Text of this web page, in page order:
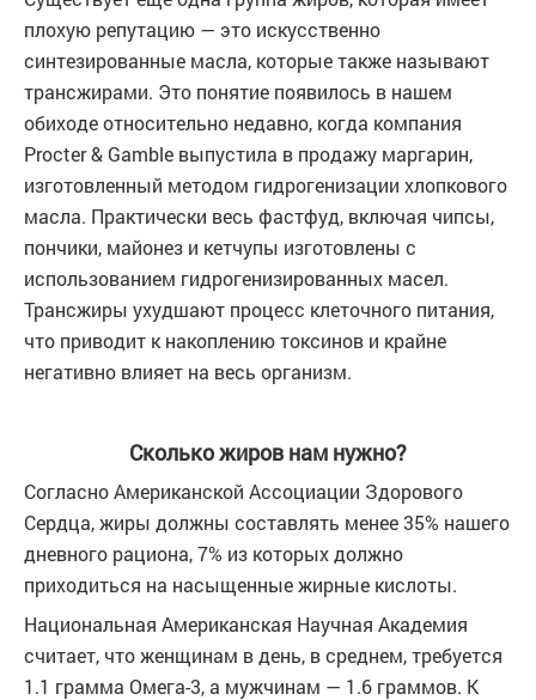
плохую репутацию — это искусственно
синтезированные масла, которые также называют
трансжирами. Это понятие появилось в нашем
обиходе относительно недавно, когда компания
Procter & Gamble выпустила в продажу маргарин,
изготовленный методом гидрогенизации хлопкового
масла. Практически весь фастфуд, включая чипсы,
пончики, майонез и кетчупы изготовлены с
использованием гидрогенизированных масел.
Трансжиры ухудшают процесс клеточного питания,
что приводит к накоплению токсинов и крайне
негативно влияет на весь организм.
Сколько жиров нам нужно?
Согласно Американской Ассоциации Здорового
Сердца, жиры должны составлять менее 35% нашего
дневного рациона, 7% из которых должно
приходиться на насыщенные жирные кислоты.
Национальная Американская Научная Академия
считает, что женщинам в день, в среднем, требуется
1.1 грамма Омега-3, а мужчинам — 1.6 граммов. К